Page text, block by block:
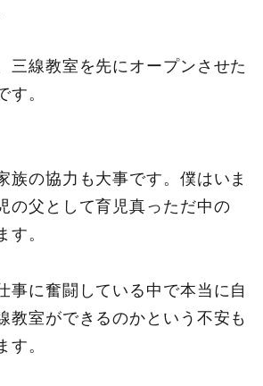
三線教室を先にオープンさせた
す。
族の協力も大事です。僕はいま
の父として育児真っただ中の
す。
事に奮闘している中で本当に自
教室ができるのかという不安も
す。